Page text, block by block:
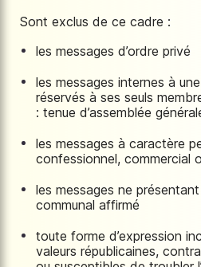
Sont exclus de ce cadre :
les messages d’ordre privé
les messages internes à
réservés à ses seuls
: tenue d’assemblée
les messages à caractère
confessionnel, commercial
les messages ne
communal affirmé
toute forme d’expression
valeurs républicaines,